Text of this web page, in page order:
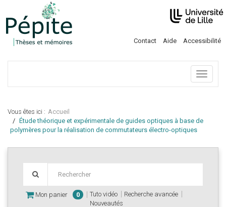
Contact Aide Accessibilité
Menu
Vous êtes ici : Accueil
Étude théorique et expérimentale de guides optiques à base de
polymères pour la réalisation de commutateurs électro-optiques
Mon panier 0 Tuto vidéo
Recherche avancée
Nouveautés